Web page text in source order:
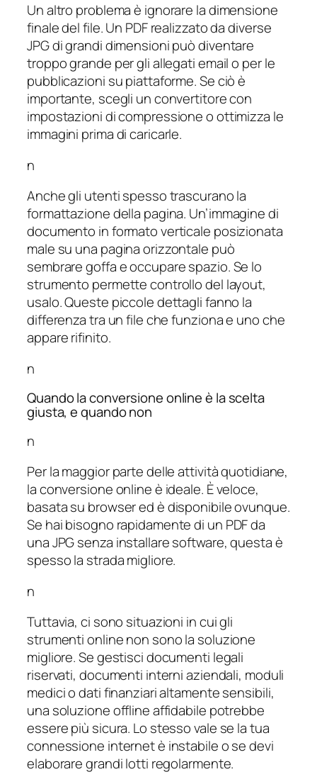
Un altro problema è ignorare la dimensione
finale del file. Un PDF realizzato da diverse
JPG di grandi dimensioni può diventare
troppo grande per gli allegati email o per le
pubblicazioni su piattaforme. Se ciò è
importante, scegli un convertitore con
impostazioni di compressione o ottimizza le
immagini prima di caricarle.
n
Anche gli utenti spesso trascurano la
formattazione della pagina. Un’immagine di
documento in formato verticale posizionata
male su una pagina orizzontale può
sembrare goffa e occupare spazio. Se lo
strumento permette controllo del layout,
usalo. Queste piccole dettagli fanno la
differenza tra un file che funziona e uno che
appare rifinito.
n
Quando la conversione online è la scelta
giusta, e quando non
n
Per la maggior parte delle attività quotidiane,
la conversione online è ideale. È veloce,
basata su browser ed è disponibile ovunque.
Se hai bisogno rapidamente di un PDF da
una JPG senza installare software, questa è
spesso la strada migliore.
n
Tuttavia, ci sono situazioni in cui gli
strumenti online non sono la soluzione
migliore. Se gestisci documenti legali
riservati, documenti interni aziendali, moduli
medici o dati finanziari altamente sensibili,
una soluzione offline affidabile potrebbe
essere più sicura. Lo stesso vale se la tua
connessione internet è instabile o se devi
elaborare grandi lotti regolarmente.